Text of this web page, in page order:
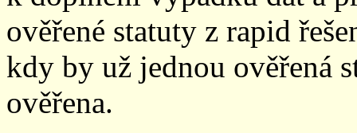
ověřené statuty z rapid
kdy by už jednou ověřená
ověřena.